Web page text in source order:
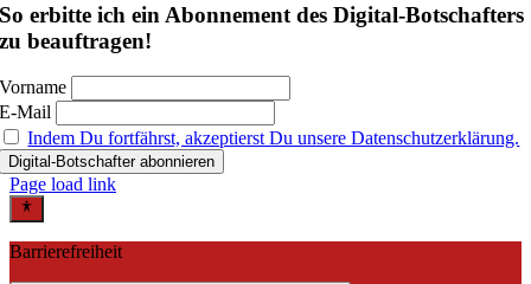
So erbitte ich ein Abonnement des Digital-Botschafters
zu beauftragen!
Vorname
E-Mail
Indem Du fortfährst, akzeptierst Du unsere Datenschutzerklärung.
Page load link
Barrierefreiheit